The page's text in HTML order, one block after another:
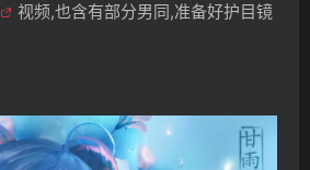
视频,也含有部分男同,准备好护目镜